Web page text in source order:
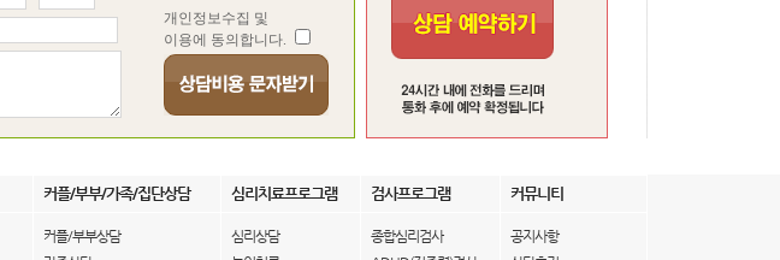
개인정보수집 및
이용에 동의합니다.
커플/부부/가족/집단상담 심리치료프로그램 검사프로그램 커뮤니티
커플/부부상담
심리상담
종합심리검사
공지사항